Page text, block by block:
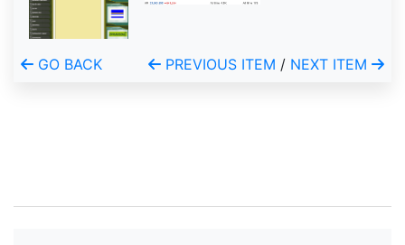
GO BACK PREVIOUS ITEM / NEXT ITEM